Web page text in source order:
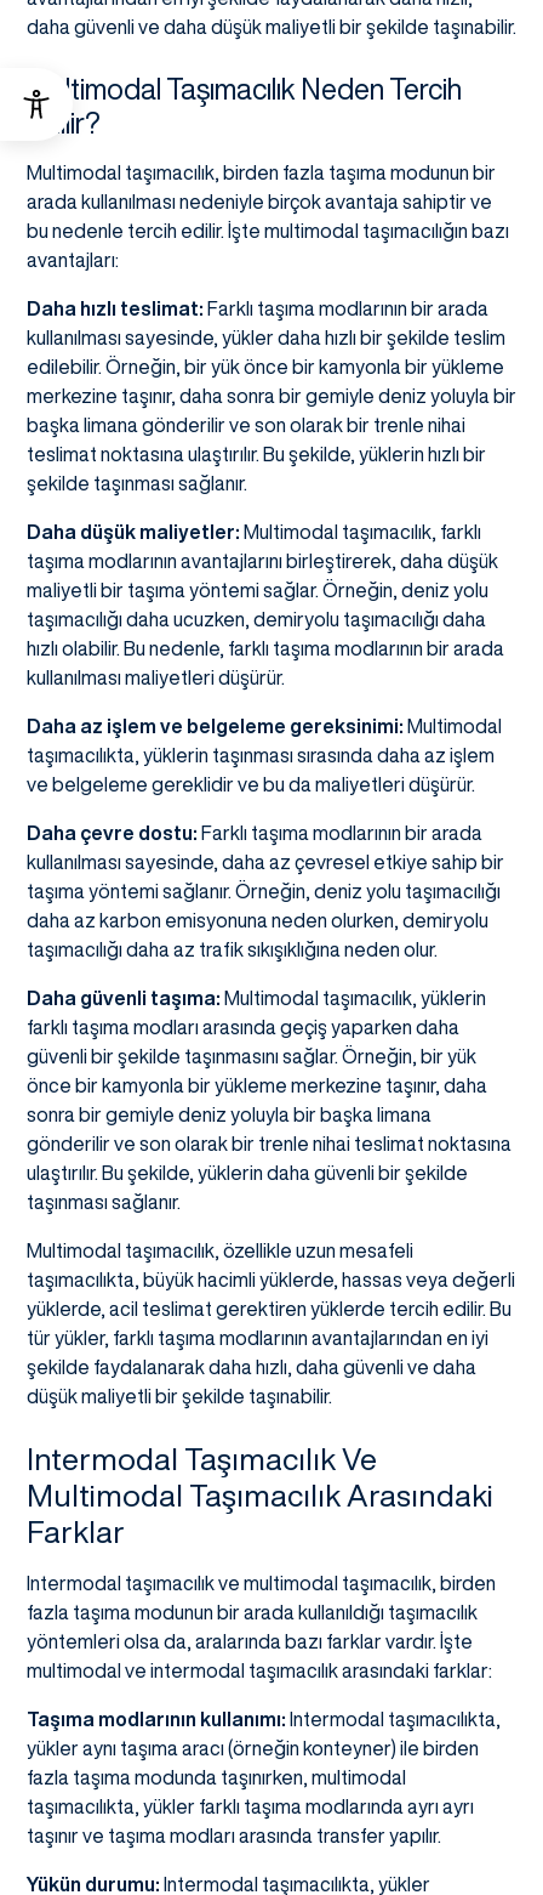
daha güvenli ve daha düşük maliyetli bir şekilde taşınabilir.
Multimodal Taşımacılık Neden Tercih
Edilir?
Multimodal taşımacılık, birden fazla taşıma modunun bir
arada kullanılması nedeniyle birçok avantaja sahiptir ve
bu nedenle tercih edilir. İşte multimodal taşımacılığın bazı
avantajları:
Daha hızlı teslimat: Farklı taşıma modlarının bir arada
kullanılması sayesinde, yükler daha hızlı bir şekilde teslim
edilebilir. Örneğin, bir yük önce bir kamyonla bir yükleme
merkezine taşınır, daha sonra bir gemiyle deniz yoluyla bir
başka limana gönderilir ve son olarak bir trenle nihai
teslimat noktasına ulaştırılır. Bu şekilde, yüklerin hızlı bir
şekilde taşınması sağlanır.
Daha düşük maliyetler: Multimodal taşımacılık, farklı
taşıma modlarının avantajlarını birleştirerek, daha düşük
maliyetli bir taşıma yöntemi sağlar. Örneğin, deniz yolu
taşımacılığı daha ucuzken, demiryolu taşımacılığı daha
hızlı olabilir. Bu nedenle, farklı taşıma modlarının bir arada
kullanılması maliyetleri düşürür.
Daha az işlem ve belgeleme gereksinimi: Multimodal
taşımacılıkta, yüklerin taşınması sırasında daha az işlem
ve belgeleme gereklidir ve bu da maliyetleri düşürür.
Daha çevre dostu: Farklı taşıma modlarının bir arada
kullanılması sayesinde, daha az çevresel etkiye sahip bir
taşıma yöntemi sağlanır. Örneğin, deniz yolu taşımacılığı
daha az karbon emisyonuna neden olurken, demiryolu
taşımacılığı daha az trafik sıkışıklığına neden olur.
Daha güvenli taşıma: Multimodal taşımacılık, yüklerin
farklı taşıma modları arasında geçiş yaparken daha
güvenli bir şekilde taşınmasını sağlar. Örneğin, bir yük
önce bir kamyonla bir yükleme merkezine taşınır, daha
sonra bir gemiyle deniz yoluyla bir başka limana
gönderilir ve son olarak bir trenle nihai teslimat noktasına
ulaştırılır. Bu şekilde, yüklerin daha güvenli bir şekilde
taşınması sağlanır.
Multimodal taşımacılık, özellikle uzun mesafeli
taşımacılıkta, büyük hacimli yüklerde, hassas veya değerli
yüklerde, acil teslimat gerektiren yüklerde tercih edilir. Bu
tür yükler, farklı taşıma modlarının avantajlarından en iyi
şekilde faydalanarak daha hızlı, daha güvenli ve daha
düşük maliyetli bir şekilde taşınabilir.
Intermodal Taşımacılık Ve
Multimodal Taşımacılık Arasındaki
Farklar
Intermodal taşımacılık ve multimodal taşımacılık, birden
fazla taşıma modunun bir arada kullanıldığı taşımacılık
yöntemleri olsa da, aralarında bazı farklar vardır. İşte
multimodal ve intermodal taşımacılık arasındaki farklar:
Taşıma modlarının kullanımı: Intermodal taşımacılıkta,
yükler aynı taşıma aracı (örneğin konteyner) ile birden
fazla taşıma modunda taşınırken, multimodal
taşımacılıkta, yükler farklı taşıma modlarında ayrı ayrı
taşınır ve taşıma modları arasında transfer yapılır.
Yükün durumu: Intermodal taşımacılıkta, yükler